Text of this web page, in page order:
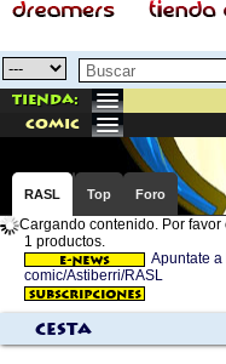
Tienda:
comic
RASL Top Foro
Cargando contenido. Por favor
1 productos.
Apuntate
comic/Astiberri/RASL
Cesta